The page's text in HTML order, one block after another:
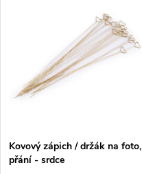
ů
Kovový zápich / držák na foto,
přání - srdce